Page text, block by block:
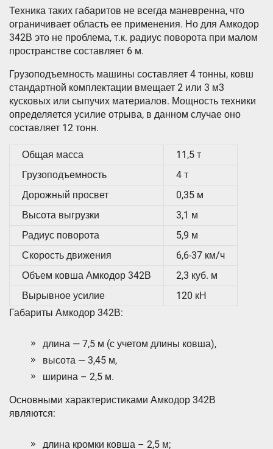
Техника таких габаритов не всегда маневренна, что
ограничивает область ее применения. Но для Амкодор
342В это не проблема, т.к. радиус поворота при малом
пространстве составляет 6 м.
Грузоподъемность машины составляет 4 тонны, ковш
стандартной комплектации вмещает 2 или 3 м3
кусковых или сыпучих материалов. Мощность техники
определяется усилие отрыва, в данном случае оно
составляет 12 тонн.
Общая масса
11,5 т
Грузоподъемность
4 т
Дорожный просвет
0,35 м
Высота выгрузки
3,1 м
Радиус поворота
5,9 м
Скорость движения
6,6-37 км/ч
Объем ковша Амкодор 342В
2,3 куб. м
Вырывное усилие
120 кН
Габариты Амкодор 342В:
длина — 7,5 м (с учетом длины ковша),
высота — 3,45 м,
ширина – 2,5 м.
Основными характеристиками Амкодор 342В
являются:
длина кромки ковша – 2,5 м;